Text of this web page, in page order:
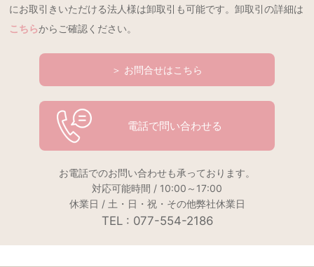
にお取引きいただける法人様は卸取引も可能です。卸取引の詳細は
こちらからご確認ください。
＞ お問合せはこちら
電話で問い合わせる
お電話でのお問い合わせも承っております。
対応可能時間 / 10:00～17:00
休業日 / 土・日・祝・その他弊社休業日
TEL : 077-554-2186